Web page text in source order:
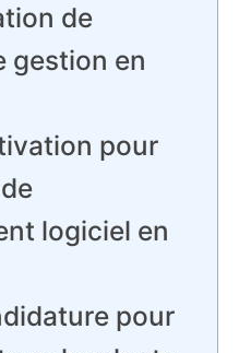
de
gestion en
pour
logiciel en
pour